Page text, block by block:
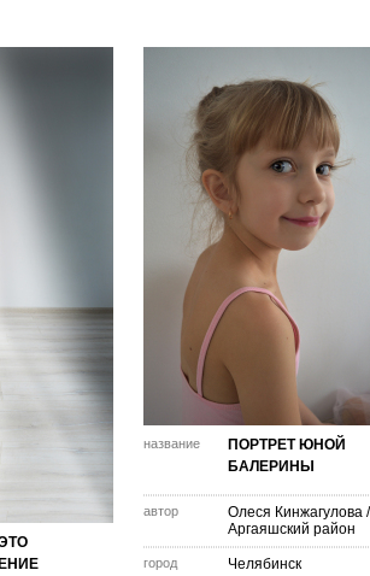
название
ПОРТРЕТ ЮНОЙ
БАЛЕРИНЫ
автор Олеся Кинжагулова /
Аргаяшский район
город Челябинск